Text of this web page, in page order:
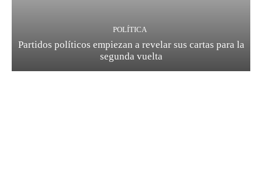
POLÍTICA
Partidos políticos empiezan a revelar sus cartas para la
segunda vuelta